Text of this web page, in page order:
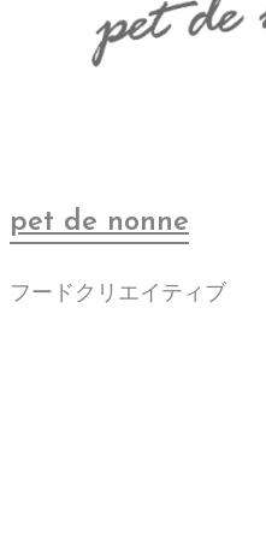
pet de nonne
フードクリエイティブ